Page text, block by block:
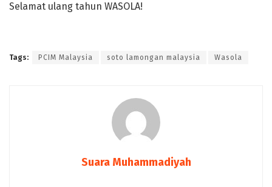
Selamat ulang tahun WASOLA!
Tags: PCIM Malaysia soto lamongan malaysia Wasola
Suara Muhammadiyah